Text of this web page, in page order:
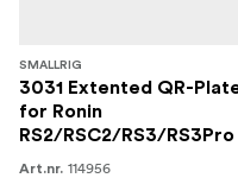
SMALLRIG
3031 Extented QR-
for Ronin
RS2/RSC2/RS3/RS3Pro
Art.nr. 114956